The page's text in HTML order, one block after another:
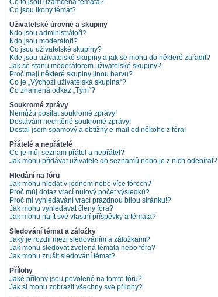
Co to jsou uzamčená témata?
Co jsou ikony témat?
Uživatelské úrovně a skupiny
Kdo jsou administrátoři?
Kdo jsou moderátoři?
Co jsou uživatelské skupiny?
Kde jsou uživatelské skupiny a jak se mohu do některé zařadit?
Jak se stanu moderátorem uživatelské skupiny?
Proč mají některé skupiny jinou barvu?
Co je „Výchozí uživatelská skupina“?
Co znamená odkaz „Tým“?
Soukromé zprávy
Nemůžu posílat soukromé zprávy!
Dostávám nechtěné soukromé zprávy!
Dostal jsem spamový a obtížný e-mail od někoho z fóra!
Přátelé a nepřátelé
Co je můj seznam přátel a nepřátel?
Jak mohu přidávat uživatele do seznamů nebo je z nich odebírat?
Hledání na fóru
Jak mohu hledat v jednom nebo více fórech?
Proč můj dotaz vrací nulový počet výsledků?
Proč mi vyhledávání vrací prázdnou bílou stránku!?
Jak mohu vyhledávat členy fóra?
Jak mohu najít své vlastní příspěvky a témata?
Sledování témat a záložky
Jaký je rozdíl mezi sledováním a záložkami?
Jak mohu sledovat zvolená témata nebo fóra?
Jak mohu zrušit sledování témat?
Přílohy
Jaké přílohy jsou povolené na tomto fóru?
Jak si mohu zobrazit všechny své přílohy?